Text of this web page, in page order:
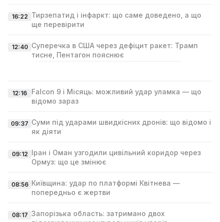
16:22 Тирзепатид і інфаркт: що саме доведено, а що
ще перевірити
12:40 Суперечка в США через дефіцит ракет: Трамп
тисне, Пентагон пояснює
12:16
Falcon 9 і Місяць: можливий удар уламка — що
відомо зараз
09:37 Суми під ударами швидкісних дронів: що відомо і
як діяти
09:12 Іран і Оман узгодили цивільний коридор через
Ормуз: що це змінює
08:56 Київщина: удар по платформі Квітнева —
попередньо є жертви
08:17 Запорізька область: затримано двох